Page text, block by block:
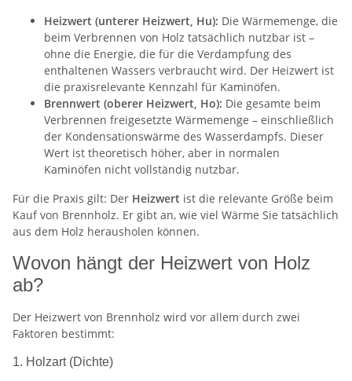
Heizwert (unterer Heizwert, Hu): Die Wärmemenge, die
beim Verbrennen von Holz tatsächlich nutzbar ist –
ohne die Energie, die für die Verdampfung des
enthaltenen Wassers verbraucht wird. Der Heizwert ist
die praxisrelevante Kennzahl für Kaminöfen.
Brennwert (oberer Heizwert, Ho): Die gesamte beim
Verbrennen freigesetzte Wärmemenge – einschließlich
der Kondensationswärme des Wasserdampfs. Dieser
Wert ist theoretisch höher, aber in normalen
Kaminöfen nicht vollständig nutzbar.
Für die Praxis gilt: Der Heizwert ist die relevante Größe beim
Kauf von Brennholz. Er gibt an, wie viel Wärme Sie tatsächlich
aus dem Holz herausholen können.
Wovon hängt der Heizwert von Holz
ab?
Der Heizwert von Brennholz wird vor allem durch zwei
Faktoren bestimmt:
1. Holzart (Dichte)